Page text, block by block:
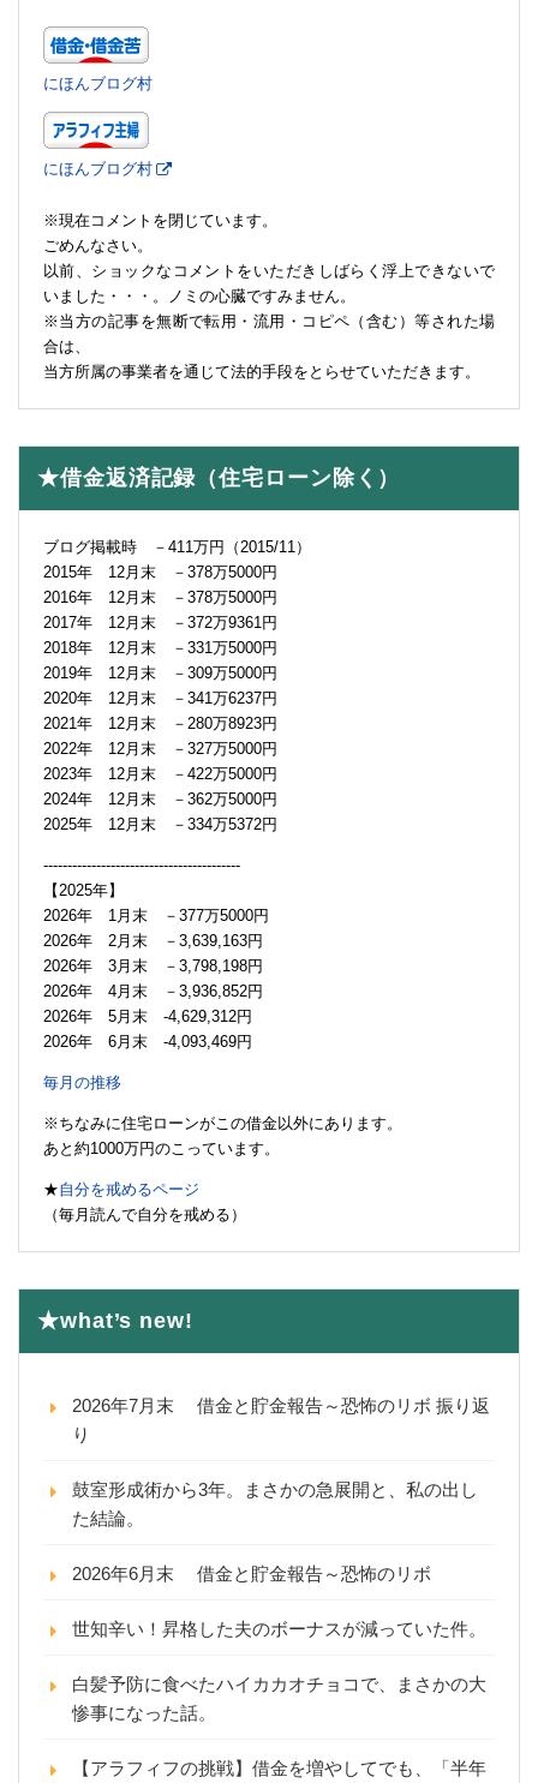
にほんブログ村
にほんブログ村
※現在コメントを閉じています。
ごめんなさい。
以前、ショックなコメントをいただきしばらく浮上できないで
いました・・・。ノミの心臓ですみません。
※当方の記事を無断で転用・流用・コピペ（含む）等された場
合は、
当方所属の事業者を通じて法的手段をとらせていただきます。
★借金返済記録（住宅ローン除く）
ブログ掲載時 －411万円（2015/11）
2015年 12月末 －378万5000円
2016年 12月末 －378万5000円
2017年 12月末 －372万9361円
2018年 12月末 －331万5000円
2019年 12月末 －309万5000円
2020年 12月末 －341万6237円
2021年 12月末 －280万8923円
2022年 12月末 －327万5000円
2023年 12月末 －422万5000円
2024年 12月末 －362万5000円
2025年 12月末 －334万5372円
-----------------------------------------
【2025年】
2026年 1月末 －377万5000円
2026年 2月末 －3,639,163円
2026年 3月末 －3,798,198円
2026年 4月末 －3,936,852円
2026年 5月末 -4,629,312円
2026年 6月末 -4,093,469円
毎月の推移
※ちなみに住宅ローンがこの借金以外にあります。
あと約1000万円のこっています。
★自分を戒めるページ
（毎月読んで自分を戒める）
★what’s new!
2026年7月末 借金と貯金報告～恐怖のリボ 振り返
り
鼓室形成術から3年。まさかの急展開と、私の出し
た結論。
2026年6月末 借金と貯金報告～恐怖のリボ
世知辛い！昇格した夫のボーナスが減っていた件。
白髪予防に食べたハイカカオチョコで、まさかの大
惨事になった話。
【アラフィフの挑戦】借金を増やしてでも、「半年